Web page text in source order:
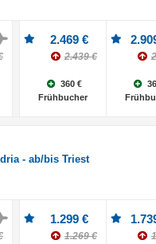
2.469 €
2.439 €
360 €
Frühbucher
- ab/bis Triest
1.299 €
1.269 €